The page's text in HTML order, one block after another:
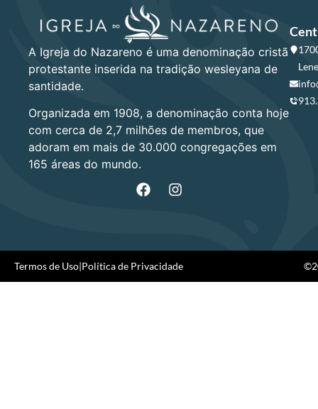
A Igreja do Nazareno é uma denominação cristã
protestante inserida na tradição wesleyana de
santidade.
Organizada em 1908, a denominação conta hoje
com cerca de 2,7 milhões de membros, que
adoram em mais de 30.000 congregações em
165 áreas do mundo.
Termos de Uso|Política de Privacidade